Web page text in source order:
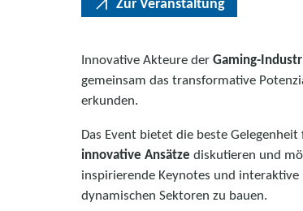
Innovative Akteure derGaming-
gemeinsam das transformative
erkunden.
Das Event bietet die beste
innovative Ansätze diskutieren und
inspirierende Keynotes und interaktive
dynamischen Sektoren zu bauen.